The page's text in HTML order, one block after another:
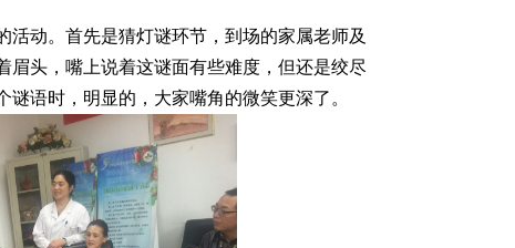
动。首先是猜灯谜环节，到场的家属老师及
眉头，嘴上说着这谜面有些难度，但还是绞尽
语时，明显的，大家嘴角的微笑更深了。